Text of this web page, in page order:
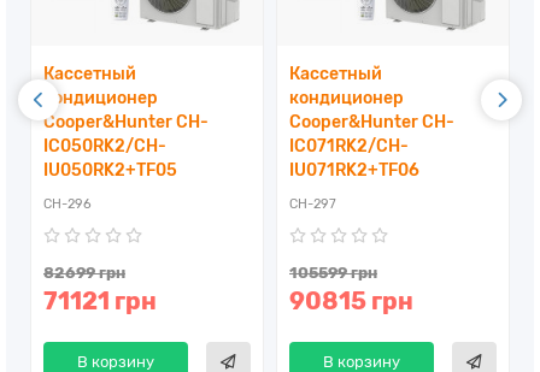
Кассетный
кондиционер
Cooper&Hunter CH-
IC050RK2/CH-
IU050RK2+TF05
CH-296
82699 грн
71121 грн
В корзину
Кассетный
кондиционер
Cooper&Hunter CH-
IC071RK2/CH-
IU071RK2+TF06
CH-297
105599 грн
90815 грн
В корзину